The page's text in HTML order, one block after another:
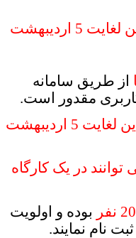
از طریق سامانه
مقدور است.
توانند در یک کارگاه
20 نفر
بوده و اولویت
نام نمایند.